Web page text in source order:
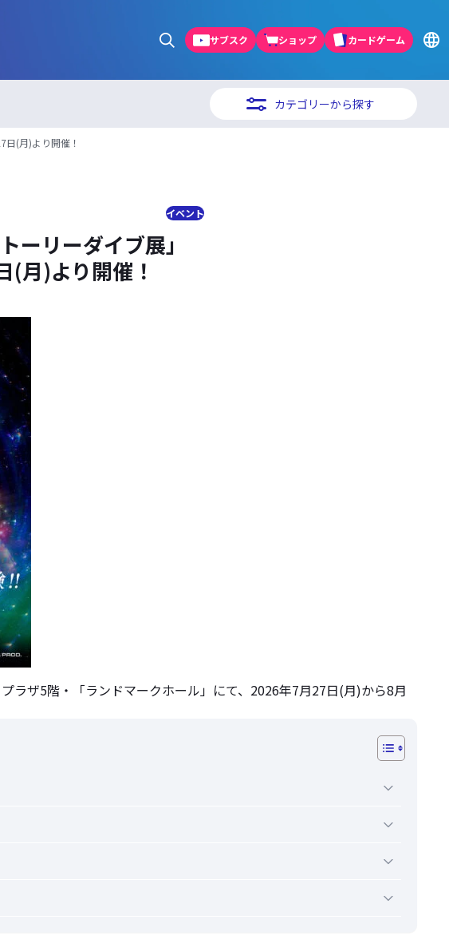
サブスク ショップ カードゲーム
カテゴリーから探す
日(月)より開催！
イベント
ーリーダイブ展」
(月)より開催！
ラザ5階・「ランドマークホール」にて、2026年7月27日(月)から8月